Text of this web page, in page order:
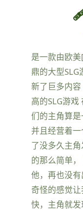
是一款由欧
鼎的大型
新了巨多内
高的SLG游
们的主角算
并且经营着
了没多久主
的那么简单
他，再也没
奇怪的感觉
快，主角就